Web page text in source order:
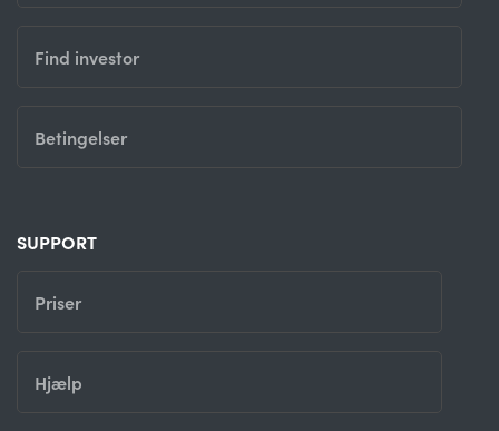
Find investor
Betingelser
SUPPORT
Priser
Hjælp